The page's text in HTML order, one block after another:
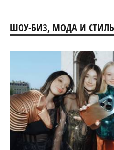
ШОУ-БИЗ, МОДА И СТИЛЬ